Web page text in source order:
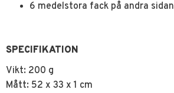
6 medelstora fack på andra sidan
SPECIFIKATION
Vikt: 200 g
Mått: 52 x 33 x 1 cm